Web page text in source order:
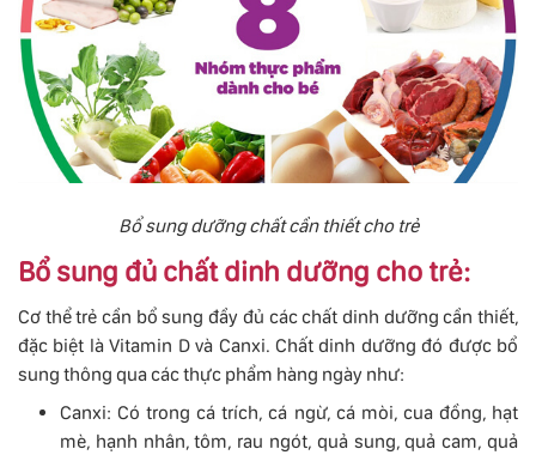
Bổ sung dưỡng chất cần thiết cho trẻ
Bổ sung đủ chất dinh dưỡng cho trẻ:
Cơ thể trẻ cần bổ sung đầy đủ các chất dinh dưỡng cần thiết,
đặc biệt là Vitamin D và Canxi. Chất dinh dưỡng đó được bổ
sung thông qua các thực phẩm hàng ngày như:
Canxi: Có trong cá trích, cá ngừ, cá mòi, cua đồng, hạt
mè, hạnh nhân, tôm, rau ngót, quả sung, quả cam, quả